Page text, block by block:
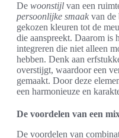
De woonstijl van een
persoonlijke smaak van de
gekozen kleuren tot de
die aanspreekt. Daarom is
integreren die niet alleen
hebben. Denk aan
overstijgt, waardoor een
gemaakt. Door deze
een harmonieuze en
De voordelen van een
De voordelen van